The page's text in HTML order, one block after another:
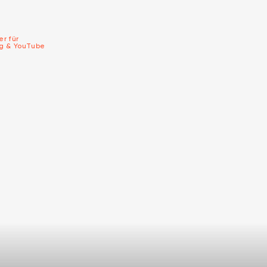
für
& YouTube